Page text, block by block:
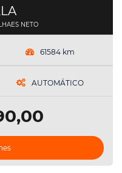
NETO
61584 km
AUTOMÁTICO